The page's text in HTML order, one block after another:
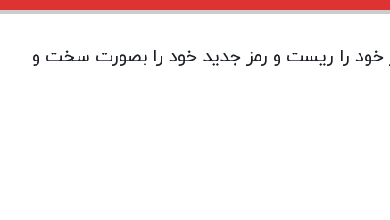
خود را ریست و رمز جدید خود را بصورت سخت و